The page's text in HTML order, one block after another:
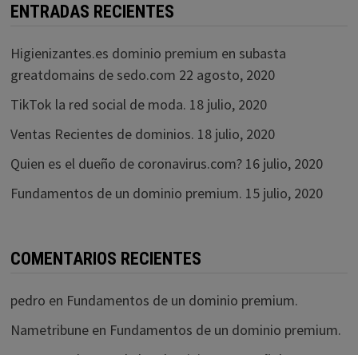
ENTRADAS RECIENTES
Higienizantes.es dominio premium en subasta
greatdomains de sedo.com 22 agosto, 2020
TikTok la red social de moda. 18 julio, 2020
Ventas Recientes de dominios. 18 julio, 2020
Quien es el dueño de coronavirus.com? 16 julio, 2020
Fundamentos de un dominio premium. 15 julio, 2020
COMENTARIOS RECIENTES
pedro en Fundamentos de un dominio premium.
Nametribuneen Fundamentos de un dominio premium.